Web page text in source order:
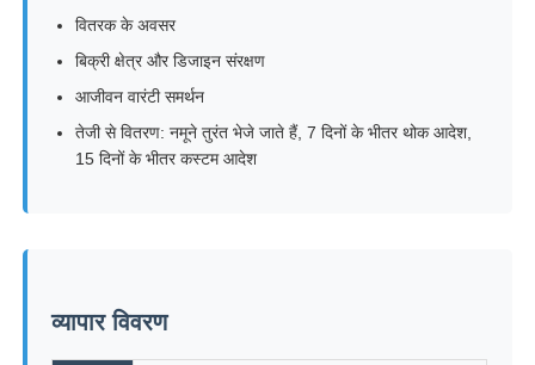
वितरक के अवसर
बिक्री क्षेत्र और डिजाइन संरक्षण
आजीवन वारंटी समर्थन
तेजी से वितरण: नमूने तुरंत भेजे जाते हैं, 7 दिनों के भीतर थोक आदेश,
15 दिनों के भीतर कस्टम आदेश
व्यापार विवरण